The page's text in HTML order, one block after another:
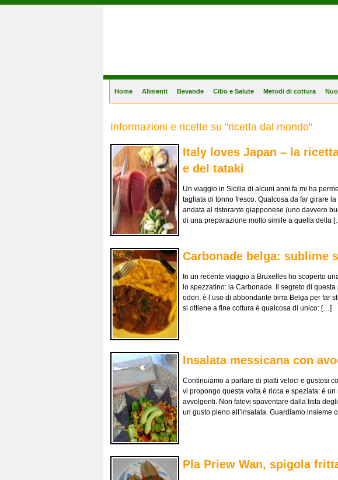
Gastronomia Online
Home Alimenti Bevande Cibo e Salute Metodi di cottura
Informazioni e ricette su "ricetta dal mondo"
Italy loves Japan – la
e del tataki
Un viaggio in Sicilia di alcuni anni fa mi ha
tagliata di tonno fresco. Qualcosa da far girare
andata al ristorante giapponese (uno davvero
di una preparazione molto simile a quella della
Carbonade belga: sublime
In un recente viaggio a Bruxelles ho scoperto
lo spezzatino: la Carbonade. Il segreto di
odori, è l’uso di abbondante birra Belga per far
si ottiene a fine cottura è qualcosa di unico: […]
Insalata messicana con
Continuiamo a parlare di piatti veloci e gustosi
vi propongo questa volta è ricca e speziata: è
avvolgenti. Non fatevi spaventare dalla lista
un gusto pieno all’insalata. Guardiamo insieme
Pla Priew Wan, spigola